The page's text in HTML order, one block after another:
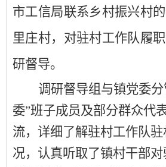
市工信局联系乡村振兴村
里庄村，对驻村工作队履
研督导。
调研督导组与镇党委
委”班子成员及部分群众代
流，详细了解驻村工作队
况，认真听取了镇村干部